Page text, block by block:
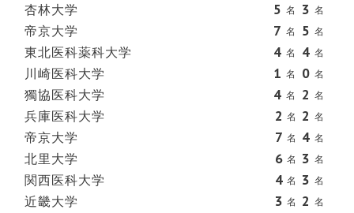
杏林大学 5 名 3 名
帝京大学 7 名 5 名
東北医科薬科大学 4 名 4 名
川崎医科大学 1 名 0 名
獨協医科大学 4 名 2 名
兵庫医科大学 2 名 2 名
帝京大学 7 名 4 名
北里大学 6 名 3 名
関西医科大学 4 名 3 名
近畿大学 3 名 2 名